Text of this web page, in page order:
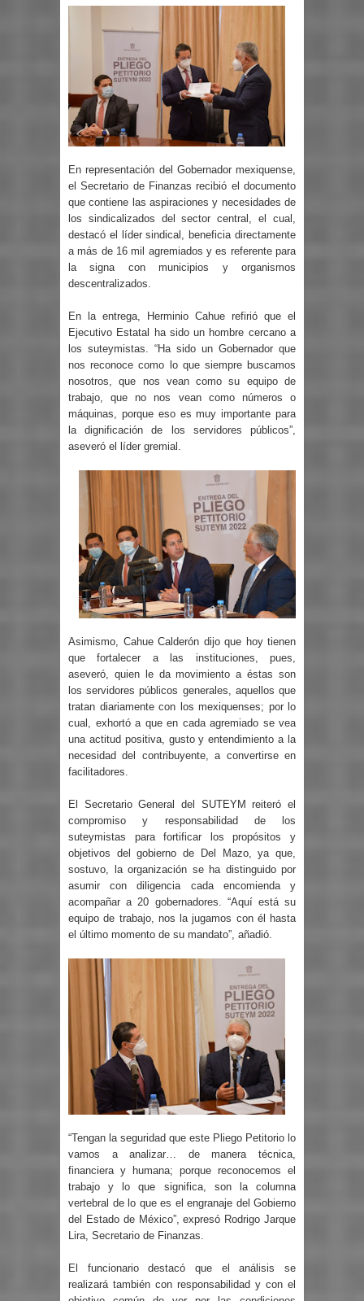
En representación del Gobernador mexiquense,
el Secretario de Finanzas recibió el documento
que contiene las aspiraciones y necesidades de
los sindicalizados del sector central, el cual,
destacó el líder sindical, beneficia directamente
a más de 16 mil agremiados y es referente para
la signa con municipios y organismos
descentralizados.
En la entrega, Herminio Cahue refirió que el
Ejecutivo Estatal ha sido un hombre cercano a
los suteymistas. “Ha sido un Gobernador que
nos reconoce como lo que siempre buscamos
nosotros, que nos vean como su equipo de
trabajo, que no nos vean como números o
máquinas, porque eso es muy importante para
la dignificación de los servidores públicos”,
aseveró el líder gremial.
Asimismo, Cahue Calderón dijo que hoy tienen
que fortalecer a las instituciones, pues,
aseveró, quien le da movimiento a éstas son
los servidores públicos generales, aquellos que
tratan diariamente con los mexiquenses; por lo
cual, exhortó a que en cada agremiado se vea
una actitud positiva, gusto y entendimiento a la
necesidad del contribuyente, a convertirse en
facilitadores.
El Secretario General del SUTEYM reiteró el
compromiso y responsabilidad de los
suteymistas para fortificar los propósitos y
objetivos del gobierno de Del Mazo, ya que,
sostuvo, la organización se ha distinguido por
asumir con diligencia cada encomienda y
acompañar a 20 gobernadores. “Aquí está su
equipo de trabajo, nos la jugamos con él hasta
el último momento de su mandato”, añadió.
“Tengan la seguridad que este Pliego Petitorio lo
vamos a analizar… de manera técnica,
financiera y humana; porque reconocemos el
trabajo y lo que significa, son la columna
vertebral de lo que es el engranaje del Gobierno
del Estado de México”, expresó Rodrigo Jarque
Lira, Secretario de Finanzas.
El funcionario destacó que el análisis se
realizará también con responsabilidad y con el